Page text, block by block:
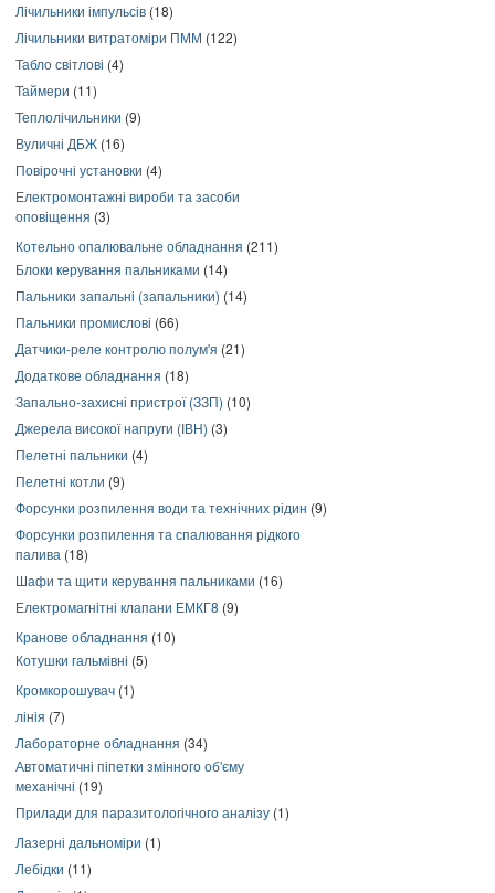
Лічильники імпульсів (18)
Лічильники витратоміри ПММ (122)
Табло світлові (4)
Таймери (11)
Теплолічильники (9)
Вуличні ДБЖ (16)
Повірочні установки (4)
Електромонтажні вироби та засоби
оповіщення (3)
Котельно опалювальне обладнання (211)
Блоки керування пальниками (14)
Пальники запальні (запальники) (14)
Пальники промислові (66)
Датчики-реле контролю полум'я (21)
Додаткове обладнання (18)
Запально-захисні пристрої (ЗЗП) (10)
Джерела високої напруги (ІВН) (3)
Пелетні пальники (4)
Пелетні котли (9)
Форсунки розпилення води та технічних рідин (9)
Форсунки розпилення та спалювання рідкого
палива (18)
Шафи та щити керування пальниками (16)
Електромагнітні клапани ЕМКГ8 (9)
Кранове обладнання (10)
Котушки гальмівні (5)
Кромкорошувач (1)
лінія (7)
Лабораторне обладнання (34)
Автоматичні піпетки змінного об'єму
механічні (19)
Прилади для паразитологічного аналізу (1)
Лазерні дальноміри (1)
Лебідки (11)